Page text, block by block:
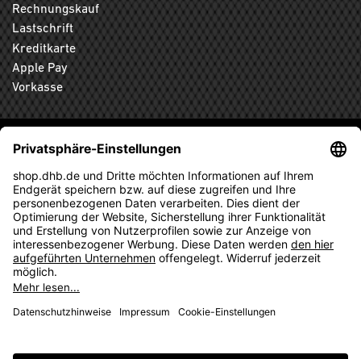
Rechnungskauf
Lastschrift
Kreditkarte
Apple Pay
Vorkasse
ABONNIEREN SIE DEN KOSTENLOSEN DHB-FANSHOP
NEWSLETTER UND VERPASSEN SIE KEINE NEUIGKEIT ODER
AKTION MEHR.
ANMELDEN